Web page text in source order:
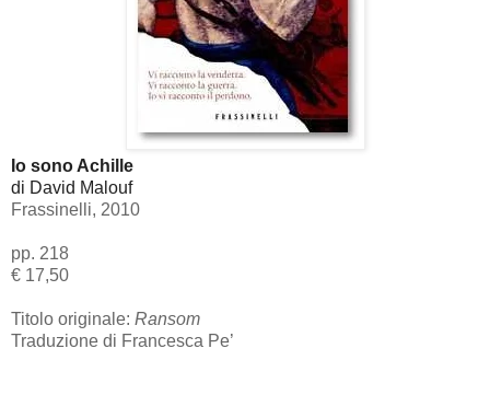
Io sono Achille
di David Malouf
Frassinelli, 2010
pp. 218
€ 17,50
Titolo originale: Ransom
Traduzione di Francesca Pe’